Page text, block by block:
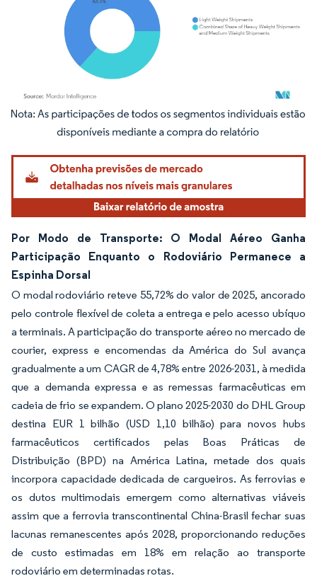
Imagem © Mordor Intelligence. O reuso requer atribuição conforme CC BY 4.0.
Por Modo de Transporte: O Modal Aéreo Ganha
Participação Enquanto o Rodoviário Permanece a
Espinha Dorsal
O modal rodoviário reteve 55,72% do valor de 2025, ancorado
pelo controle flexível de coleta a entrega e pelo acesso ubíquo
a terminais. A participação do transporte aéreo no mercado de
courier, express e encomendas da América do Sul avança
gradualmente a um CAGR de 4,78% entre 2026-2031, à medida
que a demanda expressa e as remessas farmacêuticas em
cadeia de frio se expandem. O plano 2025-2030 do DHL Group
destina EUR 1 bilhão (USD 1,10 bilhão) para novos hubs
farmacêuticos certificados pelas Boas Práticas de
Distribuição (BPD) na América Latina, metade dos quais
incorpora capacidade dedicada de cargueiros. As ferrovias e
os dutos multimodais emergem como alternativas viáveis
assim que a ferrovia transcontinental China-Brasil fechar suas
lacunas remanescentes após 2028, proporcionando reduções
de custo estimadas em 18% em relação ao transporte
rodoviário em determinadas rotas.